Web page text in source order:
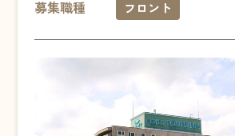
募集職種 フロント